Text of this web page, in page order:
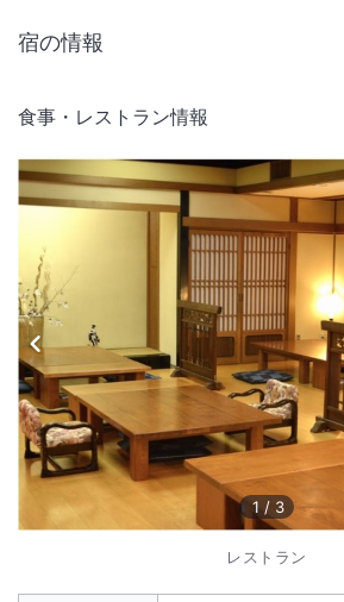
宿の情報
食事・レストラン情報
1 / 3
レストラン